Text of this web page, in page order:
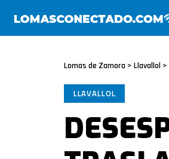
Lomas de Zamora > Llavallol >
LLAVALLOL